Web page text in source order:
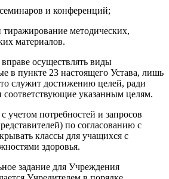
и конференций;
тиражирование методических,
материалов.
осуществлять виды
в пункте 23 настоящего Устава, лишь
служит достижению целей, ради
соответствующие указанным целям.
учетом потребностей и запросов
по согласованию с
классы для учащихся с
здоровья.
задание для Учреждения